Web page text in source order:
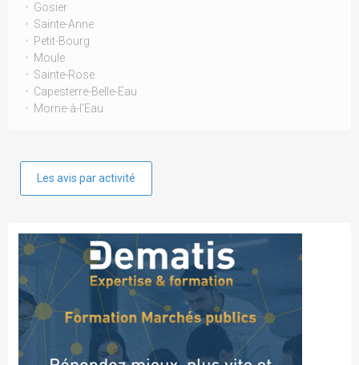
Gosier
Sainte-Anne
Petit-Bourg
Moule
Sainte-Rose
Capesterre-Belle-Eau
Morne-à-l'Eau
Les avis par activité